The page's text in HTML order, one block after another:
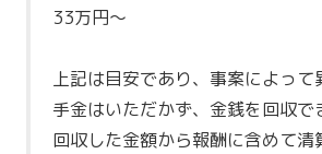
33万円～
上記は目安であり、事案によって
手金はいただかず、金銭を回収で
回収した金額から報酬に含めて清